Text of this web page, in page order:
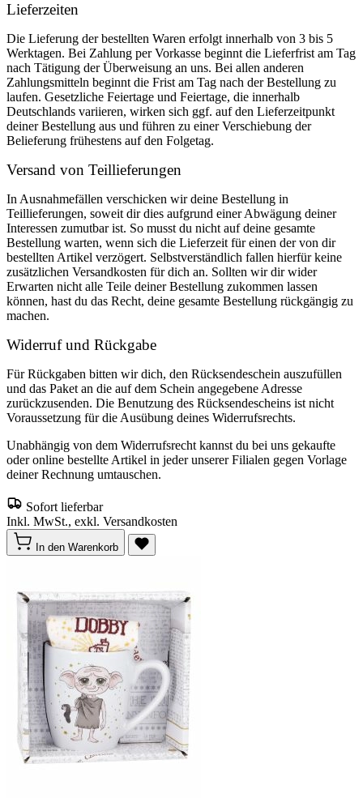
Lieferzeiten
Die Lieferung der bestellten Waren erfolgt innerhalb von 3 bis 5
Werktagen. Bei Zahlung per Vorkasse beginnt die Lieferfrist am Tag
nach Tätigung der Überweisung an uns. Bei allen anderen
Zahlungsmitteln beginnt die Frist am Tag nach der Bestellung zu
laufen. Gesetzliche Feiertage und Feiertage, die innerhalb
Deutschlands variieren, wirken sich ggf. auf den Lieferzeitpunkt
deiner Bestellung aus und führen zu einer Verschiebung der
Belieferung frühestens auf den Folgetag.
Versand von Teillieferungen
In Ausnahmefällen verschicken wir deine Bestellung in
Teillieferungen, soweit dir dies aufgrund einer Abwägung deiner
Interessen zumutbar ist. So musst du nicht auf deine gesamte
Bestellung warten, wenn sich die Lieferzeit für einen der von dir
bestellten Artikel verzögert. Selbstverständlich fallen hierfür keine
zusätzlichen Versandkosten für dich an. Sollten wir dir wider
Erwarten nicht alle Teile deiner Bestellung zukommen lassen
können, hast du das Recht, deine gesamte Bestellung rückgängig zu
machen.
Widerruf und Rückgabe
Für Rückgaben bitten wir dich, den Rücksendeschein auszufüllen
und das Paket an die auf dem Schein angegebene Adresse
zurückzusenden. Die Benutzung des Rücksendescheins ist nicht
Voraussetzung für die Ausübung deines Widerrufsrechts.
Unabhängig von dem Widerrufsrecht kannst du bei uns gekaufte
oder online bestellte Artikel in jeder unserer Filialen gegen Vorlage
deiner Rechnung umtauschen.
Sofort lieferbar
Inkl. MwSt., exkl. Versandkosten
In den Warenkorb